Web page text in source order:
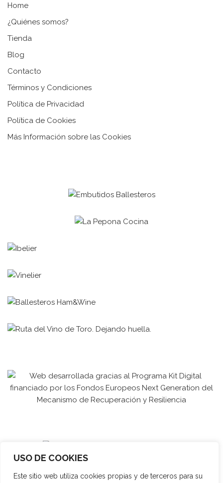
USO DE COOKIES
Este sitio web utiliza cookies propias y de terceros para su
Home
¿Quiénes somos?
Tienda
Blog
Contacto
Términos y Condiciones
Política de Privacidad
Política de Cookies
Más Información sobre las Cookies